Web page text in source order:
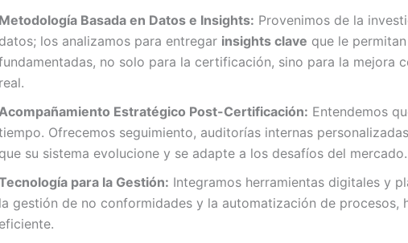
Metodología Basada en Datos e Insights: Provenimos de la
datos; los analizamos para entregar insights clave que le
no solo para la certificación, sino para la mejora
real.
Acompañamiento Estratégico Post-Certificación: Entendemos
Ofrecemos seguimiento, auditorías internas
que su sistema evolucione y se adapte a los desafíos del mercado.
para la Gestión: Integramos herramientas digitales y
la gestión de no conformidades y la automatización de procesos,
eficiente.